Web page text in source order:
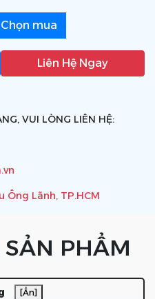
Chọn mua
Liên Hệ Ngay
VUI LÒNG LIÊN HỆ:
Ông Lãnh, TP.HCM
PHẨM
[Ẩn]